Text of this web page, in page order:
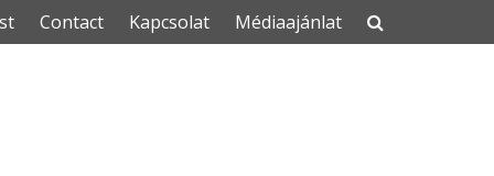
Contact Kapcsolat Médiaajánlat